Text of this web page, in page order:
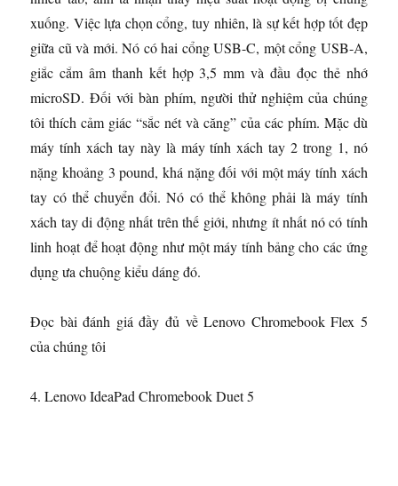
xuống. Việc lựa chọn cổng, tuy nhiên, là sự kết hợp tốt đẹp
giữa cũ và mới. Nó có hai cổng USB-C, một cổng USB-A,
giắc cắm âm thanh kết hợp 3,5 mm và đầu đọc thẻ nhớ
microSD. Đối với bàn phím, người thử nghiệm của chúng
tôi thích cảm giác “sắc nét và căng” của các phím. Mặc dù
máy tính xách tay này là máy tính xách tay 2 trong 1, nó
nặng khoảng 3 pound, khá nặng đối với một máy tính xách
tay có thể chuyển đổi. Nó có thể không phải là máy tính
xách tay di động nhất trên thế giới, nhưng ít nhất nó có tính
linh hoạt để hoạt động như một máy tính bảng cho các ứng
dụng ưa chuộng kiểu dáng đó.
Đọc bài đánh giá đầy đủ về Lenovo Chromebook Flex 5
của chúng tôi
4. Lenovo IdeaPad Chromebook Duet 5